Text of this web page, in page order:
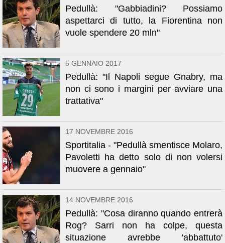
Pedullà: "Gabbiadini? Possiamo
aspettarci di tutto, la Fiorentina non
vuole spendere 20 mln"
5 GENNAIO 2017
Pedullà: "Il Napoli segue Gnabry, ma
non ci sono i margini per avviare una
trattativa"
17 NOVEMBRE 2016
Sportitalia - "Pedullà smentisce Molaro,
Pavoletti ha detto solo di non volersi
muovere a gennaio"
14 NOVEMBRE 2016
Pedullà: "Cosa diranno quando entrerà
Rog? Sarri non ha colpe, questa
situazione avrebbe 'abbattuto'